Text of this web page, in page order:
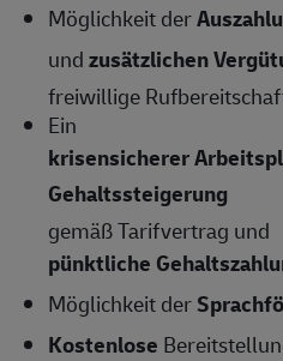
Möglichkeit der
undzusätzlichen
freiwillige
Ein
krisensicherer
Gehaltssteigerung
gemäß Tarifvertrag und
pünktliche
Möglichkeit der
Kostenlose